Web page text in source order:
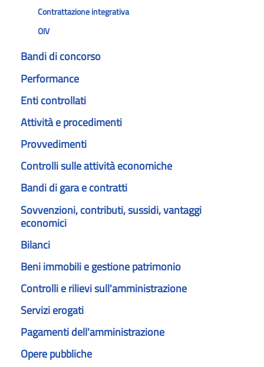
Contrattazione integrativa
OIV
Bandi di concorso
Performance
Enti controllati
Attività e procedimenti
Provvedimenti
Controlli sulle attività economiche
Bandi di gara e contratti
Sovvenzioni, contributi, sussidi, vantaggi
economici
Bilanci
Beni immobili e gestione patrimonio
Controlli e rilievi sull'amministrazione
Servizi erogati
Pagamenti dell'amministrazione
Opere pubbliche